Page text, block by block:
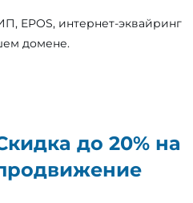
EPOS, интернет-эквайринг
домене.
до 20% на